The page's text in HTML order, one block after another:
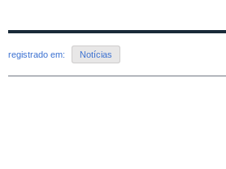
registrado em: Notícias